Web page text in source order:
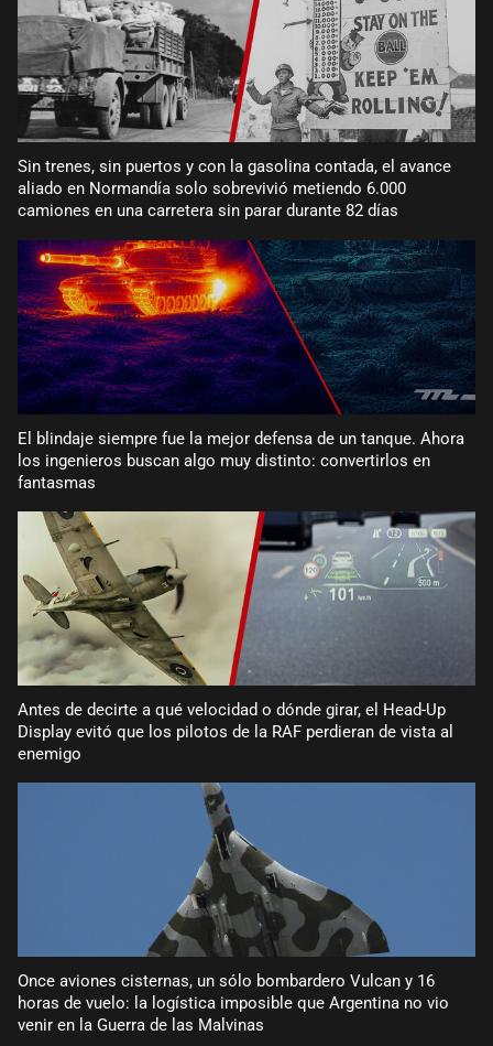
Sin trenes, sin puertos y con la gasolina contada, el avance
aliado en Normandía solo sobrevivió metiendo 6.000
camiones en una carretera sin parar durante 82 días
El blindaje siempre fue la mejor defensa de un tanque. Ahora
los ingenieros buscan algo muy distinto: convertirlos en
fantasmas
Antes de decirte a qué velocidad o dónde girar, el Head-Up
Display evitó que los pilotos de la RAF perdieran de vista al
enemigo
Once aviones cisternas, un sólo bombardero Vulcan y 16
horas de vuelo: la logística imposible que Argentina no vio
venir en la Guerra de las Malvinas